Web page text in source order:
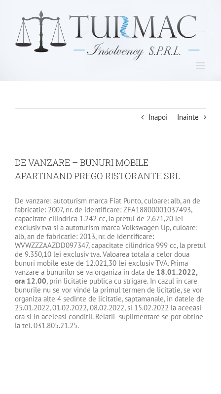
content
Inapoi Inainte
DE VANZARE – BUNURI MOBILE
APARTINAND PREGO RISTORANTE SRL
De vanzare: autoturism marca Fiat Punto, culoare: alb, an de
fabricatie: 2007, nr. de identificare: ZFA18800001037493,
capacitate cilindrica 1.242 cc, la pretul de 2.671,20 lei
exclusiv tva si a autoturism marca Volkswagen Up, culoare:
alb, an de fabricatie: 2013, nr. de identificare:
WVWZZZAAZDD097347, capacitate cilindrica 999 cc, la pretul
de 9.350,10 lei exclusiv tva. Valoarea totala a celor doua
bunuri mobile este de 12.021,30 lei exclusiv TVA. Prima
vanzare a bunurilor se va organiza in data de 18.01.2022,
ora 12.00, prin licitatie publica cu strigare. In cazul in care
bunurile nu se vor vinde la primul termen de licitatie, se vor
organiza alte 4 sedinte de licitatie, saptamanale, in datele de
25.01.2022, 01.02.2022, 08.02.2022, si 15.02.2022 la aceeasi
ora si in aceleasi conditii. Relatii suplimentare se pot obtine
la tel. 031.805.21.25.